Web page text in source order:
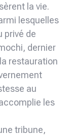
la vie.
lesquelles
privé de
dernier
restauration
au
les
tribune,